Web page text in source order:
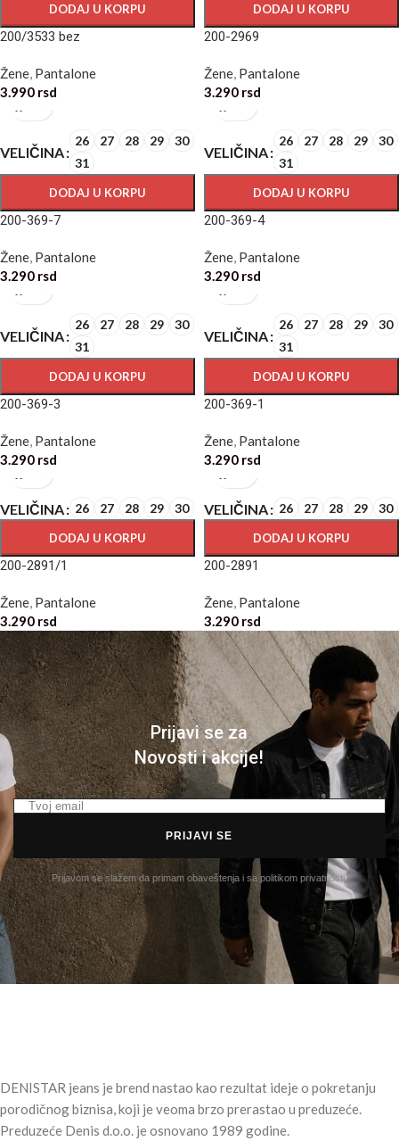
DODAJ U KORPU
200/3533 bez
Žene, Pantalone
3.990 rsd
DODAJ U KORPU
200-2969
Žene, Pantalone
3.290 rsd
VELIČINA
26 27 28 29
30
31
DODAJ U KORPU
200-369-7
Žene, Pantalone
3.290 rsd
VELIČINA
26 27 28 29
30
31
DODAJ U KORPU
200-369-4
Žene, Pantalone
3.290 rsd
VELIČINA
26 27 28 29
30
31
DODAJ U KORPU
200-369-3
Žene, Pantalone
3.290 rsd
VELIČINA
26 27 28 29
30
31
DODAJ U KORPU
200-369-1
Žene, Pantalone
3.290 rsd
VELIČINA 26 27 28 29 30
DODAJ U KORPU
200-2891/1
Žene, Pantalone
3.290 rsd
VELIČINA 26 27 28 29 30
DODAJ U KORPU
200-2891
Žene, Pantalone
3.290 rsd
Prijavi se za
Novosti i akcije!
PRIJAVI SE
Prijavom se slažem da primam obaveštenja i sa politikom privatnosti.
DENISTAR jeans je brend nastao kao rezultat ideje o pokretanju
porodičnog biznisa, koji je veoma brzo prerastao u preduzeće.
Preduzeće Denis d.o.o. je osnovano 1989 godine.